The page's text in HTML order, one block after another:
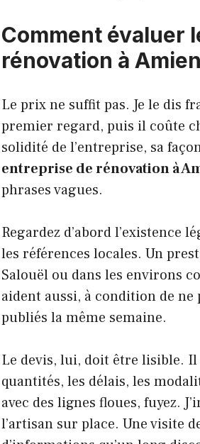
Comment évaluer
rénovation à
Le prix ne suffit pas. Je le dis
premier regard, puis il coûte
solidité de l’entreprise, sa
entreprise de rénovation à
phrases vagues.
Regardez d’abord l’existence
les références locales. Un
Salouël ou dans les environs
aident aussi, à condition de
publiés la même semaine.
Le devis, lui, doit être lisible.
quantités, les délais, les
avec des lignes floues, fuyez.
l’artisan sur place. Une visite